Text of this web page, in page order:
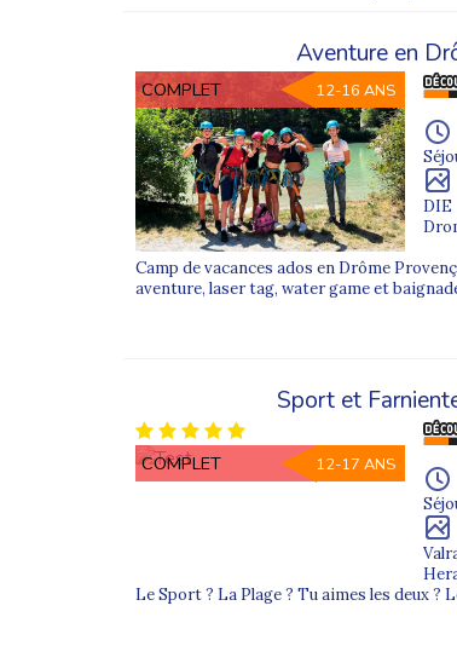
Aventure en
COMPLET 12-16 ANS
DIE
Camp de vacances ados en Drôme
aventure, laser tag, water game et
Sport et
COMPLET 12-17 ANS
Le Sport ? La Plage ? Tu aimes les deux ?